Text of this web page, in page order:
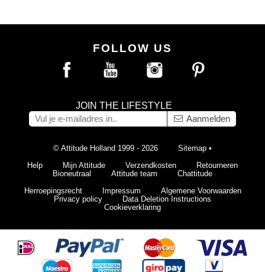
FOLLOW US
JOIN THE LIFESTYLE
Aanmelden
© Attitude Holland 1999 - 2026 Sitemap •
Help
Mijn Attitude Verzendkosten
Retourneren
Bioneutraal
Attitude team
Chattitude
Herroepingsrecht
Impressum
Algemene Voorwaarden
Privacy policy
Data Deletion Instructions
Cookieverklaring